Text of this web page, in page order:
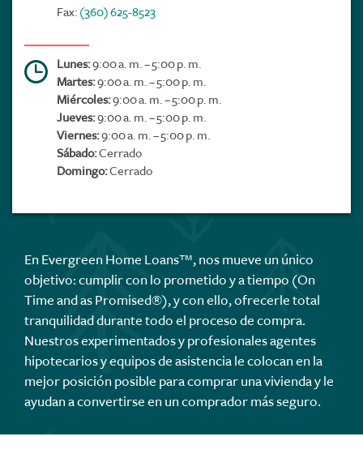
Fax: (360) 625-8523
Lunes:9:00 a. m. – 5:00 p. m.
Martes:9:00 a. m. – 5:00 p. m.
Miércoles:9:00 a. m. – 5:00 p. m.
Jueves:9:00 a. m. – 5:00 p. m.
Viernes:9:00 a. m. – 5:00 p. m.
Sábado:Cerrado
Domingo:Cerrado
En Evergreen Home Loans™, nos mueve un único
objetivo: cumplir con lo prometido y a tiempo (On
Time and as Promised®), y con ello, ofrecerle total
tranquilidad durante todo el proceso de compra.
Nuestros experimentados y profesionales agentes
hipotecarios y equipos de asistencia le colocan en la
mejor posición posible para comprar una vivienda y le
ayudan a convertirse en un comprador más seguro.